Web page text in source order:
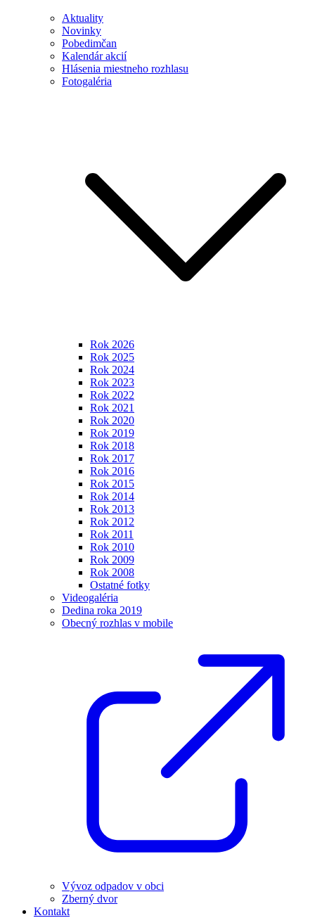
Aktuality
Novinky
Pobedimčan
Kalendár akcií
Hlásenia miestneho rozhlasu
Fotogaléria
Rok 2026
Rok 2025
Rok 2024
Rok 2023
Rok 2022
Rok 2021
Rok 2020
Rok 2019
Rok 2018
Rok 2017
Rok 2016
Rok 2015
Rok 2014
Rok 2013
Rok 2012
Rok 2011
Rok 2010
Rok 2009
Rok 2008
Ostatné fotky
Videogaléria
Dedina roka 2019
Obecný rozhlas v mobile
Vývoz odpadov v obci
Zberný dvor
Kontakt